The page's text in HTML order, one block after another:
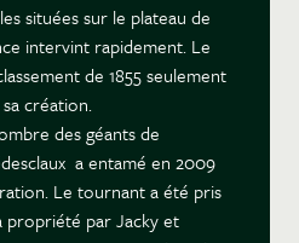
situées sur le plateau de
intervint rapidement. Le
de 1855 seulement
création.
des géants de
a entamé en 2009
Le tournant a été pris
propriété par Jacky et